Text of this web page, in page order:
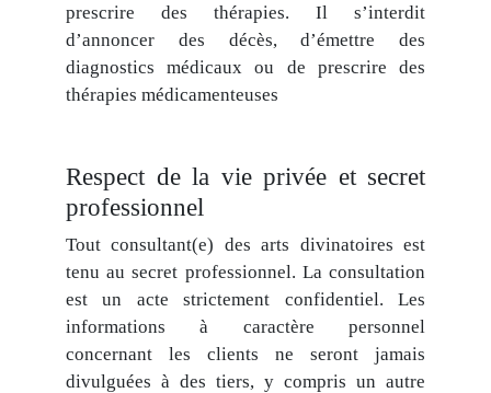
prescrire des thérapies. Il s’interdit
d’annoncer des décès, d’émettre des
diagnostics médicaux ou de prescrire des
thérapies médicamenteuses
Respect de la vie privée et secret
professionnel
Tout consultant(e) des arts divinatoires est
tenu au secret professionnel. La consultation
est un acte strictement confidentiel. Les
informations à caractère personnel
concernant les clients ne seront jamais
divulguées à des tiers, y compris un autre